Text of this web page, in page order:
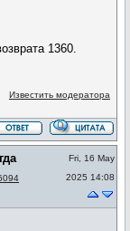
1360.
Известить модератора
Fri, 16 May
2025 14:08